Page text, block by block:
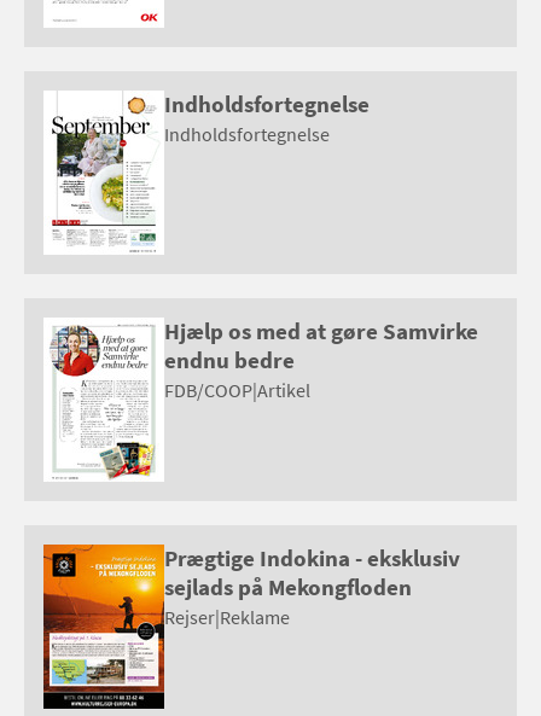
Indholdsfortegnelse
Indholdsfortegnelse
Hjælp os med at gøre Samvirke
endnu bedre
FDB/COOP|Artikel
Prægtige Indokina - eksklusiv
sejlads på Mekongfloden
Rejser|Reklame